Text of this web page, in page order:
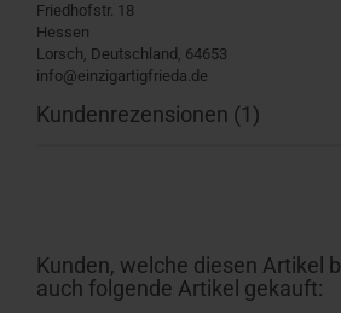
Friedhofstr. 18
Hessen
Lorsch, Deutschland, 64653
info@einzigartigfrieda.de
Kundenrezensionen (1)
Kunden, welche diesen Artikel
auch folgende Artikel gekauft: